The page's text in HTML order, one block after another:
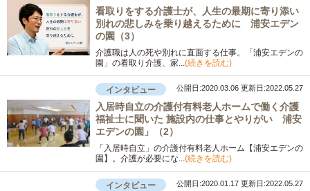
看取りをする介護士が、人生の最期に寄り添い
別れの悲しみを乗り越えるために 浦安エデン
の園（3）
介護職は人の死や別れに直面する仕事。「浦安エデンの
園」の看取り介護、家...(続きを読む)
インタビュー 公開日:2020.03.06 更新日:2022.05.27
入居時自立の介護付有料老人ホームで働く介護
福祉士に聞いた 施設内の仕事とやりがい 浦安
エデンの園」（2）
「入居時自立」の介護付有料老人ホーム【浦安エデンの
園】。介護が必要にな...(続きを読む)
インタビュー 公開日:2020.01.17 更新日:2022.05.27